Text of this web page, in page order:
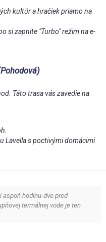
kultúr a hračiek priamo na
si zapnite "Turbo" režim na e-
Táto trasa vás zavedie na
Lavella s poctivými domácimi
hodinu-dve pred
termálnej vode je ten